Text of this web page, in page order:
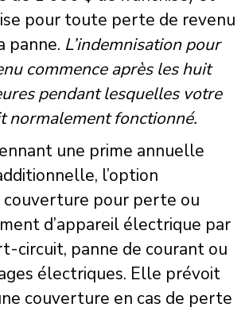
pour toute perte de revenu
panne. L’indemnisation pour
commence après les huit
pendant lesquelles votre
normalement fonctionné.
une prime annuelle
l’option
couverture pour perte ou
d’appareil électrique par
circuit, panne de courant ou
électriques. Elle prévoit
couverture en cas de perte